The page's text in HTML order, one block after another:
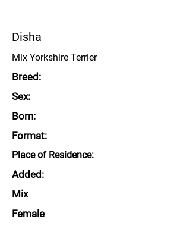
Disha
Mix Yorkshire Terrier
Breed:
Sex:
Born:
Format:
Place of Residence:
Added:
Mix
Female